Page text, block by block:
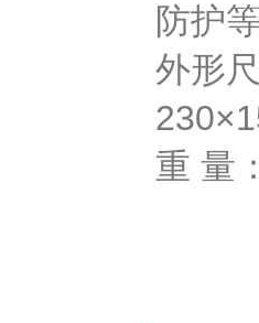
防护
外形
重 量